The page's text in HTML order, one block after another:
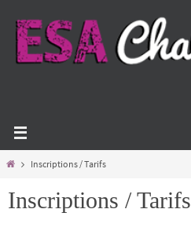
Inscriptions / Tarifs
Inscriptions / Tarifs